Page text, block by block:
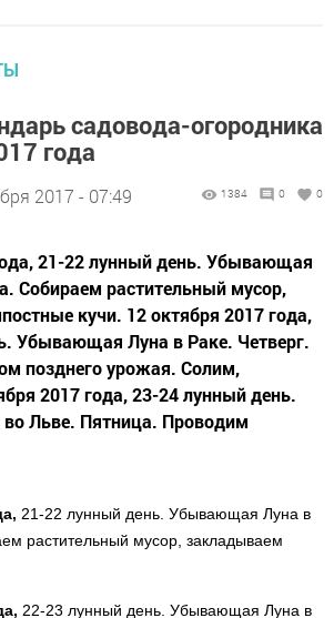
садовода-огородника
года
2017 - 07:49 1384 0 0
21-22 лунный день. Убывающая
Собираем растительный мусор,
кучи. 12 октября 2017 года,
Убывающая Луна в Раке. Четверг.
позднего урожая. Солим,
2017 года, 23-24 лунный день.
Льве. Пятница. Проводим
21-22 лунный день. Убывающая Луна в
растительный мусор, закладываем
22-23 лунный день. Убывающая Луна в